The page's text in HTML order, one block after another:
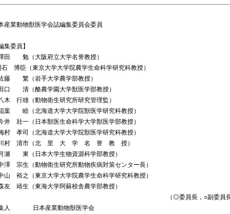
産業動物獣医学会誌編集委員会委員
集委員】
田 勉（大阪府立大学名誉教授）
石 博臣（東京大学大学院農学生命科学研究科教授）
藤 繁（岩手大学農学部教授）
口 清（酪農学園大学獣医学部教授）
木 行雄（動物衛生研究所研究管理監）
葉 睦（北海道大学大学院獣医学研究科教授）
井 壯一（日本獣医生命科学大学獣医学部教授）
村 孝司（北海道大学大学院獣医学研究科教授）
村 清市（北 里 大 学 名 誉 教 授）
瀬 東（日本大学生物資源科学部教授）
澤 宗生（動物衛生研究所動物疾病対策センター長）
山 裕之（東京大学大学院農学生命科学研究科教授）
友 靖生（東海大学阿蘇校舎農学部教授）
（◎委員長，○副委員
人
日本産業動物獣医学会